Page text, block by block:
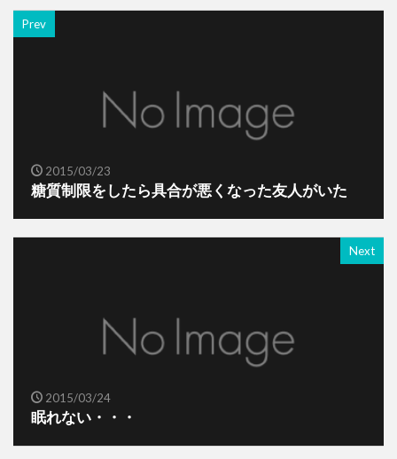
Prev
2015/03/23
糖質制限をしたら具合が悪くなった友人がいた
Next
2015/03/24
眠れない・・・